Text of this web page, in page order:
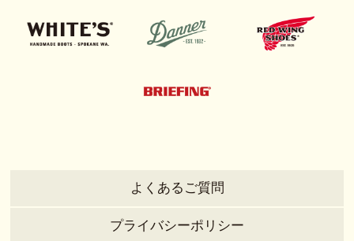
よくあるご質問
プライバシーポリシー